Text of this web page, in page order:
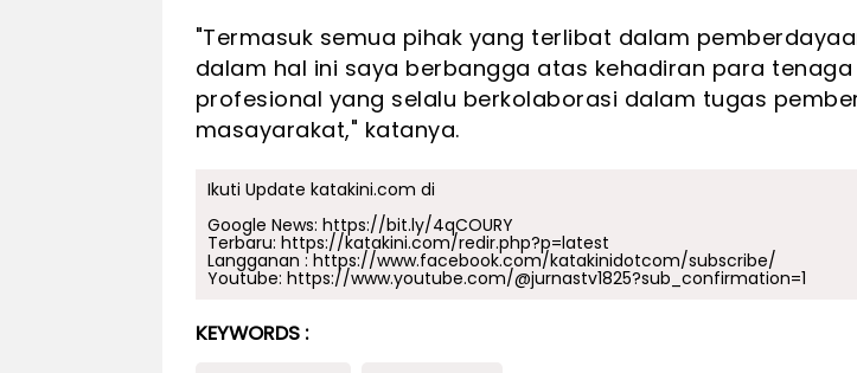
"Termasuk semua pihak yang terlibat dalam
dalam hal ini saya berbangga atas kehadiran para
profesional yang selalu berkolaborasi dalam tugas
masayarakat," katanya.
Ikuti Update katakini.com di
Google News: https://bit.ly/4qCOURY
Terbaru: https://katakini.com/redir.php?p=latest
Langganan : https://www.facebook.com/katakinidotcom/subscribe/
Youtube: https://www.youtube.com/@jurnastv1825?sub_confirmation=1
KEYWORDS :